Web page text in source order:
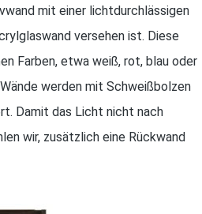
mit einer lichtdurchlässigen
versehen ist. Diese
Farben, etwa weiß, rot, blau oder
werden mit Schweißbolzen
Damit das Licht nicht nach
wir, zusätzlich eine Rückwand